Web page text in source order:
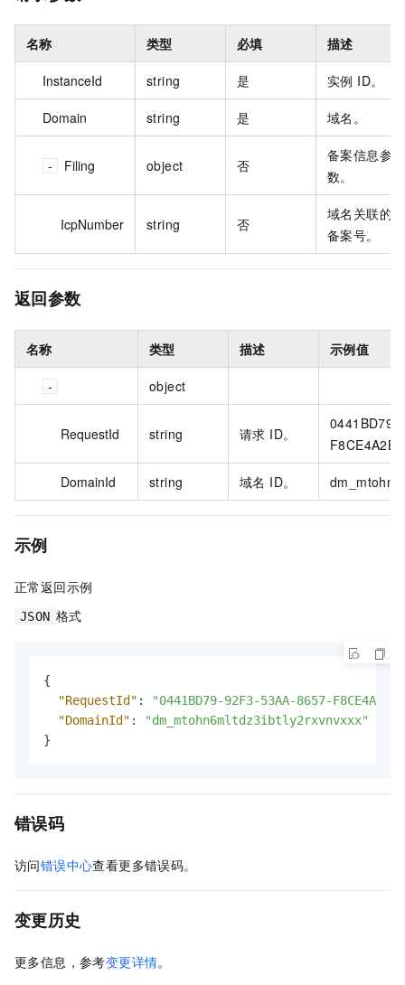
名称 类型 必填 描述
InstanceId string 是 实例 ID。
Domain string 是 域名。
Filing object 否
备案信息参
数。
IcpNumber string 否
域名关联的
备案号。
返回参数
名称 类型 描述 示例值
object
RequestId string 请求 ID。
0441BD79-
DomainId string 域名 ID。
示例
正常返回示例
JSON 格式
{
"RequestId" :
"0441BD79-92F3-53AA-8657-
"DomainId" :
"dm_mtohn6mltdz3ibtly2rxvnvxxx"
}
错误码
访问错误中心查看更多错误码。
变更历史
更多信息，参考变更详情。